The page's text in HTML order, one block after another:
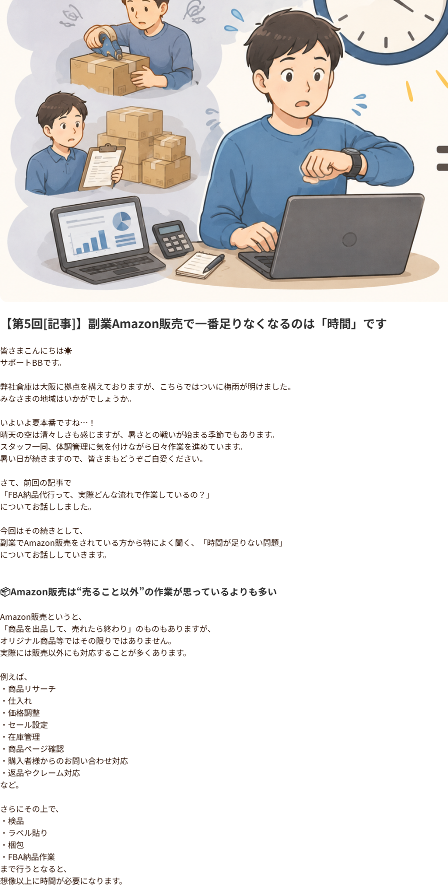
【第5回[記事]】副業Amazon販売で一番足りなくなるのは「時間」です
皆さまこんにちは☀
サポートBBです。
弊社倉庫は大阪に拠点を構えておりますが、こちらではついに梅雨が明けました。
みなさまの地域はいかがでしょうか。
いよいよ夏本番ですね…！
晴天の空は清々しさも感じますが、暑さとの戦いが始まる季節でもあります。
スタッフ一同、体調管理に気を付けながら日々作業を進めています。
暑い日が続きますので、皆さまもどうぞご自愛ください。
さて、前回の記事で
「FBA納品代行って、実際どんな流れで作業しているの？」
についてお話ししました。
今回はその続きとして、
副業でAmazon販売をされている方から特によく聞く、「時間が足りない問題」
についてお話ししていきます。
📦Amazon販売は“売ること以外”の作業が思っているよりも多い
Amazon販売というと、
「商品を出品して、売れたら終わり」のものもありますが、
オリジナル商品等ではその限りではありません。
実際には販売以外にも対応することが多くあります。
例えば、
・商品リサーチ
・仕入れ
・価格調整
・セール設定
・在庫管理
・商品ページ確認
・購入者様からのお問い合わせ対応
・返品やクレーム対応
など。
さらにその上で、
・検品
・ラベル貼り
・梱包
・FBA納品作業
まで行うとなると、
想像以上に時間が必要になります。